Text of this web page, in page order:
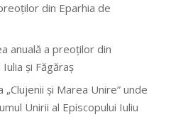
din Eparhia de
anuală a preoților din
și Făgăraș
și Marea Unire” unde
Unirii al Episcopului Iuliu